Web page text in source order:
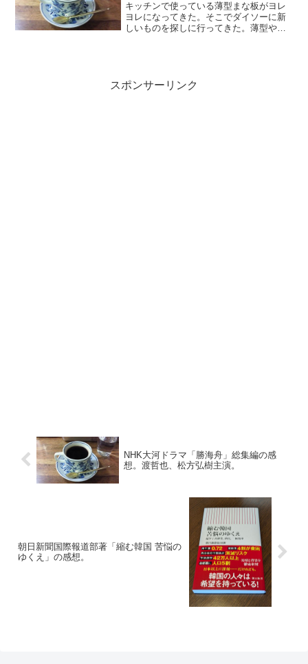
キッチンで使っている薄型まな板がヨレ
ヨレになってきた。そこでダイソーに新
しいものを探しに行ってきた。薄型や丸
スポンサーリンク
NHK大河ドラマ「勝海舟」総集編の感
想。渡哲也、松方弘樹主演。
朝日新聞国際報道部著「縮む韓国 苦悩の
ゆくえ」の感想。